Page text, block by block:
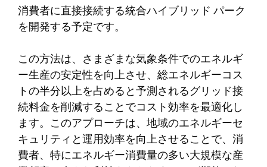
消費者に直接接続する統合ハイブリッド パーク
を開発する予定です。
この方法は、さまざまな気象条件でのエネルギ
ー生産の安定性を向上させ、総エネルギーコス
トの半分以上を占めると予測されるグリッド接
続料金を削減することでコスト効率を最適化し
ます。このアプローチは、地域のエネルギーセ
キュリティと運用効率を向上させることで、消
費者、特にエネルギー消費量の多い大規模な産